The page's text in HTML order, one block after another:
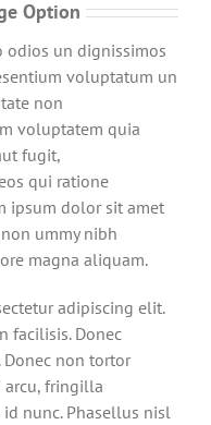
Option
odios un dignissimos
voluptatum un
non
voluptatem quia
fugit,
qui ratione
ipsum dolor sit amet
ummy nibh
magna aliquam.
adipiscing elit.
facilisis. Donec
non tortor
arcu, fringilla
nunc. Phasellus nisl